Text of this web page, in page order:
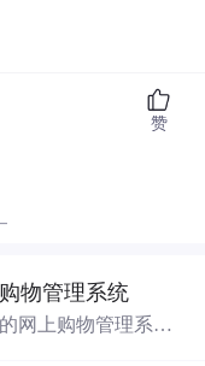
赞
物管理系统
网上购物管理系